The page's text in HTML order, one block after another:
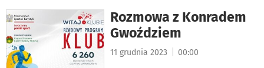
Rozmowa z Konradem
Gwoździem
11 grudnia 2023 00:00